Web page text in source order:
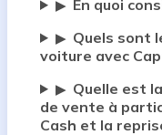
▶ En quoi
▶ Quels sont
voiture avec
▶ Quelle est
de vente à
Cash et la